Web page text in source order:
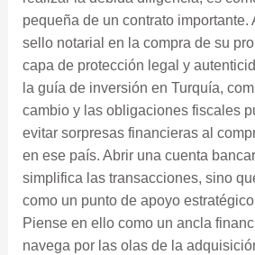
pequeña de un contrato importante.
sello notarial en la compra de su
capa de protección legal y
la guía de inversión en Turquía,
cambio y las obligaciones fiscales
evitar sorpresas financieras al
en ese país. Abrir una cuenta
simplifica las transacciones, sino
como un punto de apoyo
Piense en ello como un ancla
navega por las olas de la